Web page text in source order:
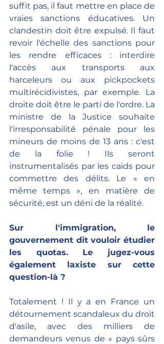
suffit pas, il faut mettre en place de
vraies sanctions éducatives. Un
clandestin doit être expulsé. Il faut
revoir l'échelle des sanctions pour
les rendre efficaces : interdire
l'accès aux transports aux
harceleurs ou aux pickpockets
multirécidivistes, par exemple. La
droite doit être le parti de l'ordre. La
ministre de la Justice souhaite
l'irresponsabilité pénale pour les
mineurs de moins de 13 ans : c'est
de la folie ! Ils seront
instrumentalisés par les caïds pour
commettre des délits. Le « en
même temps », en matière de
sécurité, est un déni de la réalité.
Sur l'immigration, le
gouvernement dit vouloir étudier
les quotas. Le jugez-vous
également laxiste sur cette
question-là ?
Totalement ! Il y a en France un
détournement scandaleux du droit
d'asile, avec des milliers de
demandeurs venus de « pays sûrs